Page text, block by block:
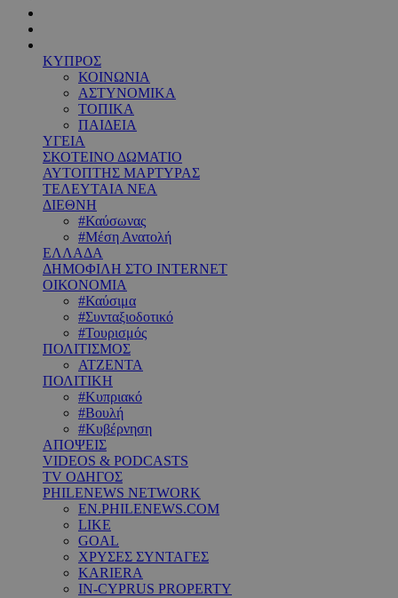
ΚΥΠΡΟΣ
ΚΟΙΝΩΝΙΑ
ΑΣΤΥΝΟΜΙΚΑ
ΤΟΠΙΚΑ
ΠΑΙΔΕΙΑ
ΥΓΕΙΑ
ΣΚΟΤΕΙΝΟ ΔΩΜΑΤΙΟ
ΑΥΤΟΠΤΗΣ ΜΑΡΤΥΡΑΣ
ΤΕΛΕΥΤΑΙΑ ΝΕΑ
ΔΙΕΘΝΗ
#Καύσωνας
#Μέση Ανατολή
ΕΛΛΑΔΑ
ΔΗΜΟΦΙΛΗ ΣΤΟ INTERNET
ΟΙΚΟΝΟΜΙΑ
#Καύσιμα
#Συνταξιοδοτικό
#Τουρισμός
ΠΟΛΙΤΙΣΜΟΣ
ΑΤΖΕΝΤΑ
ΠΟΛΙΤΙΚΗ
#Κυπριακό
#Βουλή
#Κυβέρνηση
ΑΠΟΨΕΙΣ
VIDEOS & PODCASTS
TV ΟΔΗΓΟΣ
PHILENEWS NETWORK
EN.PHILENEWS.COM
LIKE
GOAL
ΧΡΥΣΕΣ ΣΥΝΤΑΓΕΣ
KARIERA
IN-CYPRUS PROPERTY